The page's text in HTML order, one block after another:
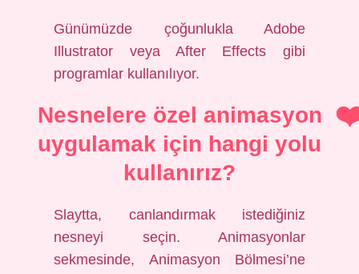
Günümüzde çoğunlukla Adobe
Illustrator veya After Effects gibi
programlar kullanılıyor.
Nesnelere özel animasyon
uygulamak için hangi yolu
kullanırız?
Slaytta, canlandırmak istediğiniz
nesneyi seçin. Animasyonlar
sekmesinde, Animasyon Bölmesi’ne